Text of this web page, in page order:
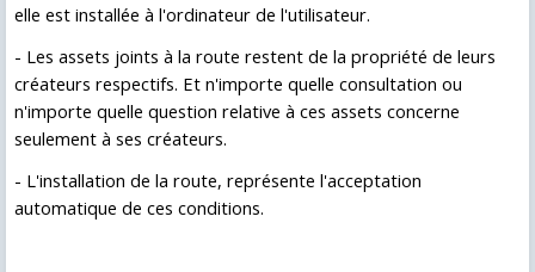
elle est installée à l'ordinateur de l'utilisateur.
- Les assets joints à la route restent de la propriété de leurs
créateurs respectifs. Et n'importe quelle consultation ou
n'importe quelle question relative à ces assets concerne
seulement à ses créateurs.
- L'installation de la route, représente l'acceptation
automatique de ces conditions.